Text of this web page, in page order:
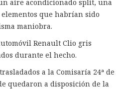
aire acondicionado split, una
que habrían sido
maniobra.
Renault Clio gris
durante el hecho.
a la Comisaría 24ª de
quedaron a disposición de la